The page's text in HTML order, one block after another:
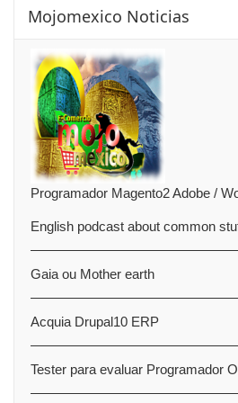
Mojomexico Noticias
Programador Magento2 Adobe /
English podcast about common
Gaia ou Mother earth
Acquia Drupal10 ERP
Tester para evaluar Programador